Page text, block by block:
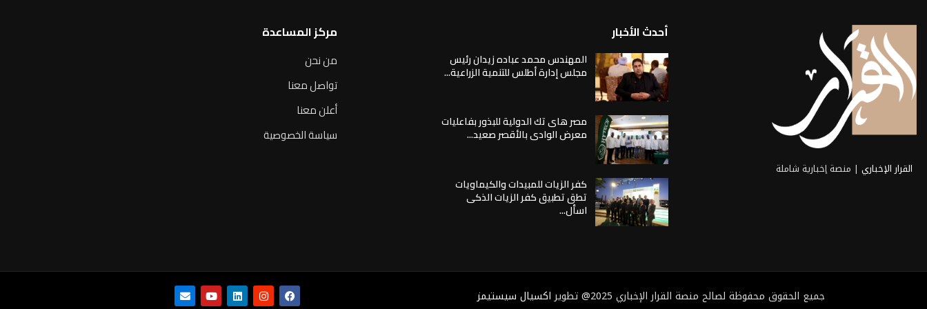
القرار الإخباري | منصة إخبارية شاملة
أحدث الأخبار
المهندس محمد عباده زيدان رئيس
مجلس إدارة أطلس للتنمية الزراعية...
مصر هاى تك الدولية للبذور بفاعليات
معرض الوادى بالأقصر صعيد...
كفر الزيات للمبيدات والكيماويات
تطق تطبيق كفر الزيات الذكى
اسأل...
مركز المساعدة
من نحن
تواصل معنا
أعلن معنا
سياسة الخصوصية
جميع الحقوق محفوظة لصالح منصة القرار الإخباري 2025@ تطوير اكسيال سيستيمز